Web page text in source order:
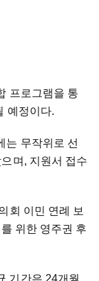
프로그램을 통
예정이다.
는 무작위로 선
며, 지원서 접수
회 이민 연례 보
위한 영주권 후